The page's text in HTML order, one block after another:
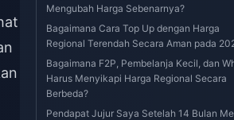
Mengubah Harga Sebenarnya?
Bagaimana Cara Top Up dengan Harga
Regional Terendah Secara Aman pada
Bagaimana F2P, Pembelanja Kecil, dan
Harus Menyikapi Harga Regional Secara
Berbeda?
Pendapat Jujur Saya Setelah 14 Bulan